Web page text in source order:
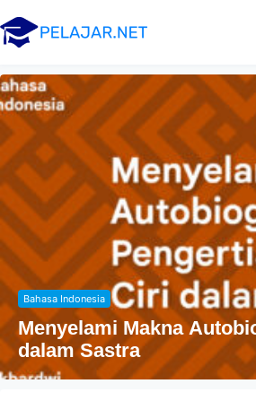
Agama
Penyebaran